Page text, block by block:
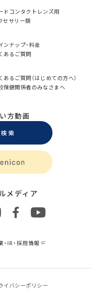
ドコンタクトレンズ用
セサリー類
ンナップ・料金
あるご質問
あるご質問（はじめての方へ）
保健関係者のみなさまへ
方動画
索
メディア
・IR・採用情報
イバシーポリシー